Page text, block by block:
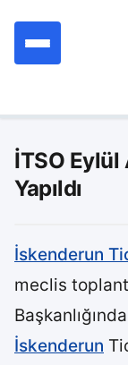
İTSO Eylül
Yapıldı
İskenderun
meclis
İskenderun